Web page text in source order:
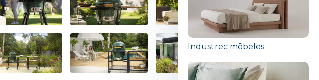
Industrec mēbeles